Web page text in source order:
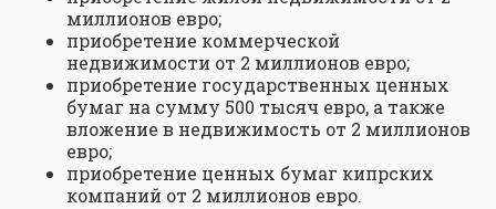
миллионов евро;
приобретение коммерческой
недвижимости от 2 миллионов евро;
приобретение государственных ценных
бумаг на сумму 500 тысяч евро, а также
вложение в недвижимость от 2 миллионов
евро;
приобретение ценных бумаг кипрских
компаний от 2 миллионов евро.